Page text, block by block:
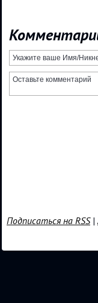
Подписаться на RSS|